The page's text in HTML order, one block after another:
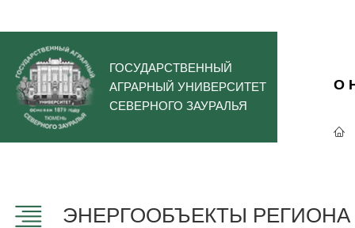
ГОСУДАРСТВЕННЫЙ
АГРАРНЫЙ УНИВЕРСИТЕТ
СЕВЕРНОГО ЗАУРАЛЬЯ
О
ЭНЕРГООБЪЕКТЫ